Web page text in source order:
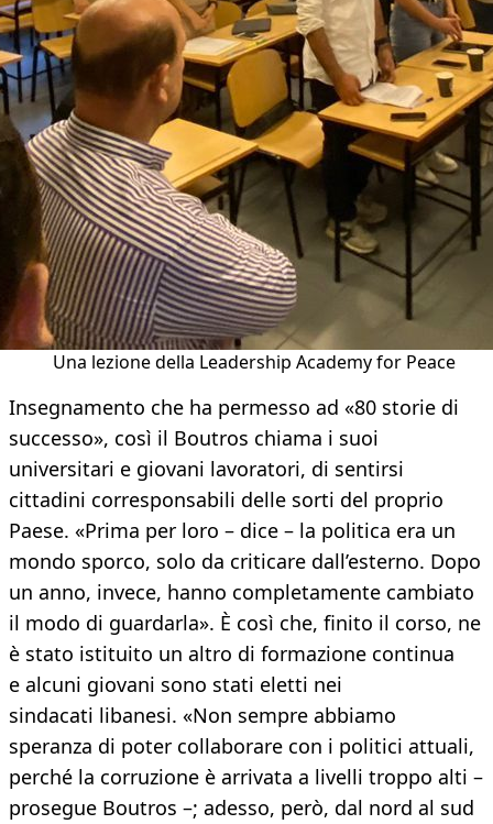
Una lezione della Leadership Academy for Peace
Insegnamento che ha permesso ad «80 storie di
successo», così il Boutros chiama i suoi
universitari e giovani lavoratori, di sentirsi
cittadini corresponsabili delle sorti del proprio
Paese. «Prima per loro – dice – la politica era un
mondo sporco, solo da criticare dall’esterno. Dopo
un anno, invece, hanno completamente cambiato
il modo di guardarla». È così che, finito il corso, ne
è stato istituito un altro di formazione continua
e alcuni giovani sono stati eletti nei
sindacati libanesi. «Non sempre abbiamo
speranza di poter collaborare con i politici attuali,
perché la corruzione è arrivata a livelli troppo alti –
prosegue Boutros –; adesso, però, dal nord al sud